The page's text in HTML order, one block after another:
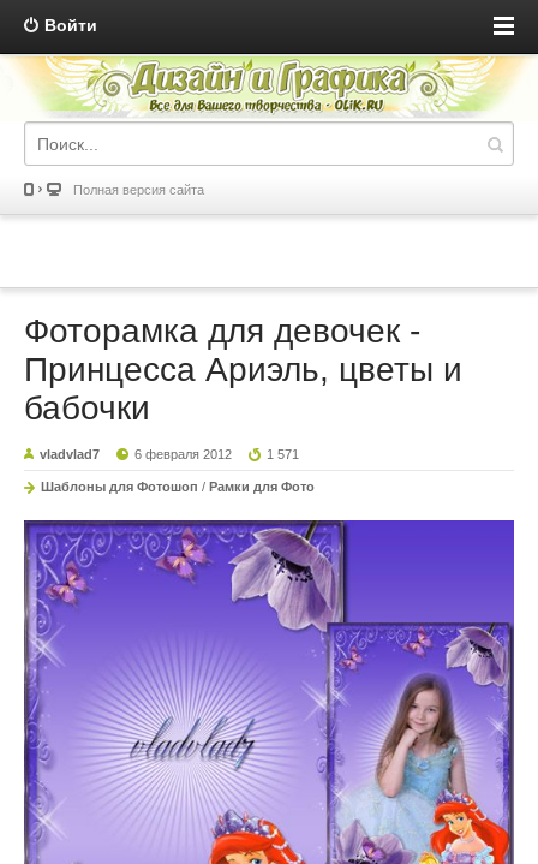
Войти
Полная версия сайта
Фоторамка для девочек -
Принцесса Ариэль, цветы и
бабочки
vladvlad7 6 февраля 2012 1 571
Шаблоны для Фотошоп / Рамки для Фото